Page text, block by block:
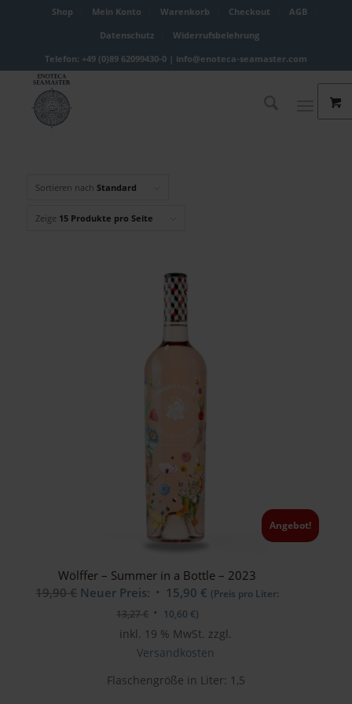
Shop Mein Konto Warenkorb Checkout
AGB
Datenschutz
Widerrufsbelehrung
Telefon: +49 (0)89 62099430-0 | info@enoteca-seamaster.com
Sortieren nach Standard
Zeige 15 Produkte pro Seite
Wölffer – Summer in a Bottle – 2023
19,90€ Ursprünglicher
Neuer Preis: 15,90 € Aktueller
ist:
15,90 €.
Angebot!
(Preis pro Liter:
13,27€ 10,60 €)
inkl. 19 % MwSt. zzgl.
Versandkosten
Flaschengröße in Liter: 1,5